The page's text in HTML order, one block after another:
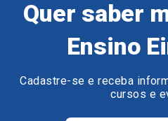
Quer saber
Ensino
Cadastre-se e receba
cursos e